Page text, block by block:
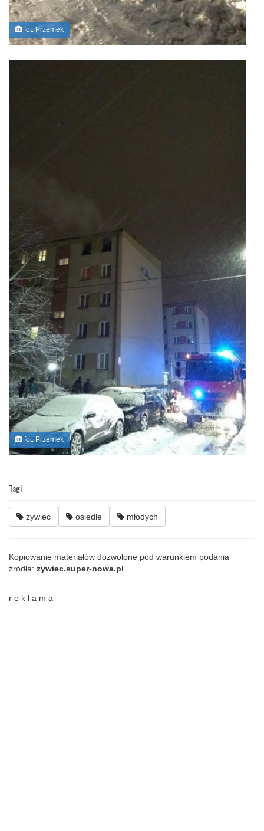
fot. Przemek
fot. Przemek
Tagi
żywiec osiedle młodych
Kopiowanie materiałów dozwolone pod warunkiem podania
źródła: zywiec.super-nowa.pl
r e k l a m a